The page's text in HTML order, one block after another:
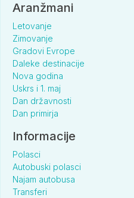
Aranžmani
Letovanje
Zimovanje
Gradovi Evrope
Daleke destinacije
Nova godina
Uskrs i 1. maj
Dan državnosti
Dan primirja
Informacije
Polasci
Autobuski polasci
Najam autobusa
Transferi